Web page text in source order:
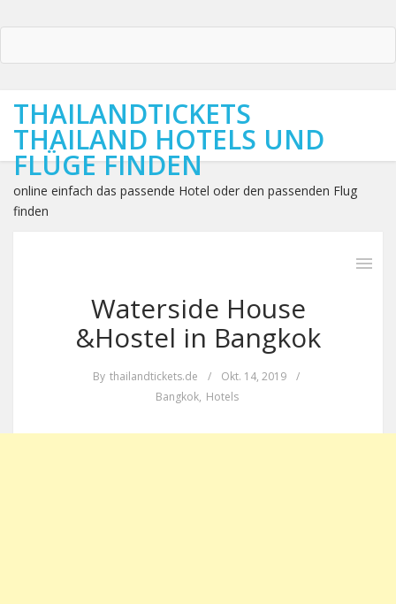
THAILANDTICKETS
THAILAND HOTELS UND
FLÜGE FINDEN
online einfach das passende Hotel oder den passenden Flug
finden
Waterside House
&Hostel in Bangkok
By thailandtickets.de / Okt. 14, 2019
/
Bangkok, Hotels